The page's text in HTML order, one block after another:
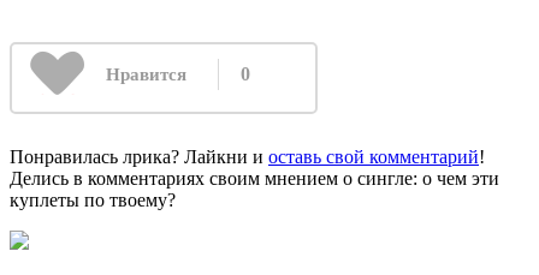
Нравится 0
Понравилась лрика? Лайкни и оставь свой комментарий!
Делись в комментариях своим мнением о сингле: о чем эти
куплеты по твоему?